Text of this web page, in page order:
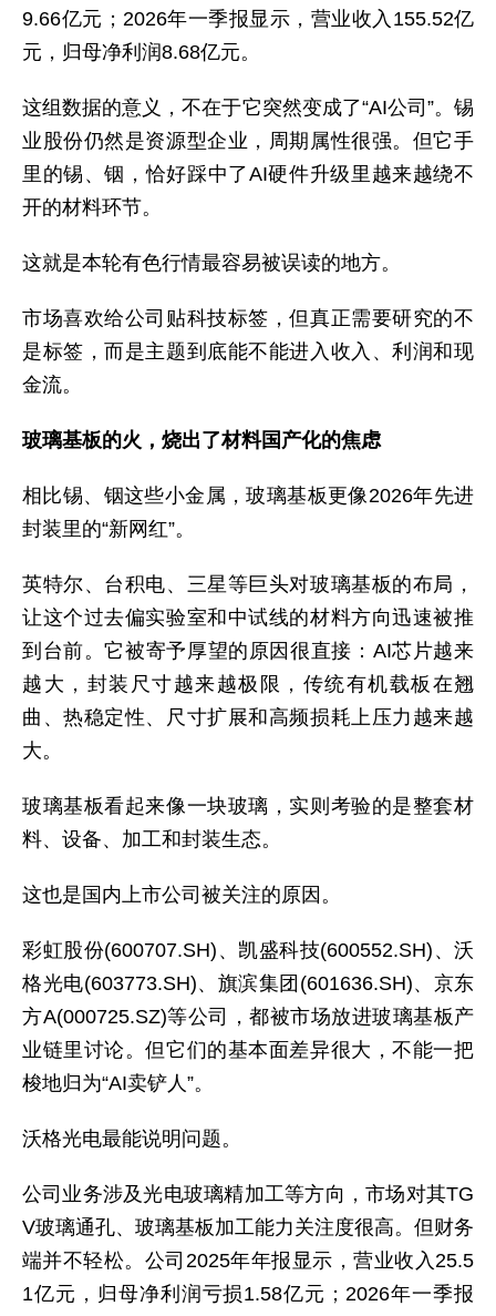
9.66亿元；2026年一季报显示，营业收入155.52亿
元，归母净利润8.68亿元。
这组数据的意义，不在于它突然变成了“AI公司”。锡
业股份仍然是资源型企业，周期属性很强。但它手
里的锡、铟，恰好踩中了AI硬件升级里越来越绕不
开的材料环节。
这就是本轮有色行情最容易被误读的地方。
市场喜欢给公司贴科技标签，但真正需要研究的不
是标签，而是主题到底能不能进入收入、利润和现
金流。
玻璃基板的火，烧出了材料国产化的焦虑
相比锡、铟这些小金属，玻璃基板更像2026年先进
封装里的“新网红”。
英特尔、台积电、三星等巨头对玻璃基板的布局，
让这个过去偏实验室和中试线的材料方向迅速被推
到台前。它被寄予厚望的原因很直接：AI芯片越来
越大，封装尺寸越来越极限，传统有机载板在翘
曲、热稳定性、尺寸扩展和高频损耗上压力越来越
大。
玻璃基板看起来像一块玻璃，实则考验的是整套材
料、设备、加工和封装生态。
这也是国内上市公司被关注的原因。
彩虹股份(600707.SH)、凯盛科技(600552.SH)、沃
格光电(603773.SH)、旗滨集团(601636.SH)、京东
方A(000725.SZ)等公司，都被市场放进玻璃基板产
业链里讨论。但它们的基本面差异很大，不能一把
梭地归为“AI卖铲人”。
沃格光电最能说明问题。
公司业务涉及光电玻璃精加工等方向，市场对其TG
V玻璃通孔、玻璃基板加工能力关注度很高。但财务
端并不轻松。公司2025年年报显示，营业收入25.5
1亿元，归母净利润亏损1.58亿元；2026年一季报